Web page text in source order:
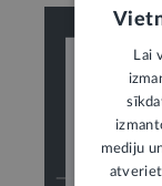
Lai
mediju
atveriet